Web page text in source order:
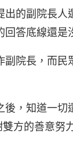
的副院長人
答底線還是
院長，而
，知道一
方的善意努